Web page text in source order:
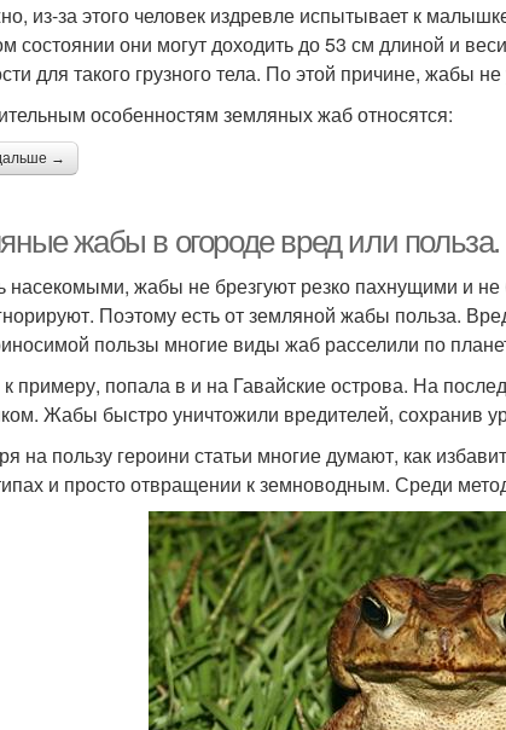
из-за этого человек издревле испытывает к
состоянии они могут доходить до 53 см длиной и
для такого грузного тела. По этой причине, жабы
особенностям земляных жаб относятся:
→
жабы в огороде вред или
насекомыми, жабы не брезгуют резко пахнущими и
Поэтому есть от земляной жабы польза.
пользы многие виды жаб расселили по
к примеру, попала в и на Гавайские острова. На
Жабы быстро уничтожили вредителей, сохранив
на пользу героини статьи многие думают, как
и просто отвращении к земноводным. Среди